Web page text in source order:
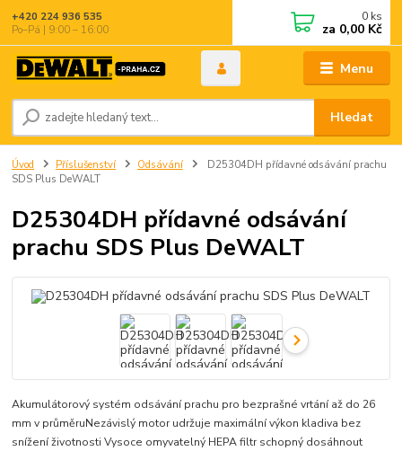
Menu
Hledat
+420 224 936 535
Po–Pá | 9:00 – 16:00
0 ks
za 0,00 Kč
Úvod Příslušenství Odsávání
D25304DH přídavné odsávání prachu
SDS Plus DeWALT
D25304DH přídavné odsávání
prachu SDS Plus DeWALT
Akumulátorový systém odsávání prachu pro bezprašné vrtání až do 26
mm v průměruNezávislý motor udržuje maximální výkon kladiva bez
snížení životnosti Vysoce omyvatelný HEPA filtr schopný dosáhnout